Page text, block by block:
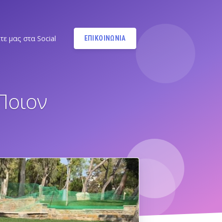
μας στα Social
Instagram
@PILATESBYMANDY
Pilates by Mandy
FACEBOOK ΕΛΛΗΝΙΚΟΥ
Pilates by Mandy
FACEBOOK ΑΛΙΜΟΥ
ΕΠΙΚΟΙΝΩΝΙΑ